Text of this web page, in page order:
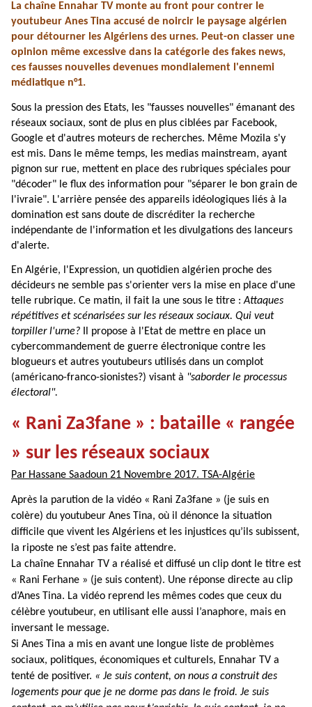
La chaîne Ennahar TV monte au front pour contrer le
youtubeur Anes Tina accusé de noircir le paysage algérien
pour détourner les Algériens des urnes. Peut-on classer une
opinion même excessive dans la catégorie des fakes news,
ces fausses nouvelles devenues mondialement l'ennemi
médiatique n°1.
Sous la pression des Etats, les "fausses nouvelles" émanant des
réseaux sociaux, sont de plus en plus ciblées par Facebook,
Google et d'autres moteurs de recherches. Même Mozila s'y
est mis. Dans le même temps, les medias mainstream, ayant
pignon sur rue, mettent en place des rubriques spéciales pour
"décoder" le flux des information pour "séparer le bon grain de
l'ivraie". L'arrière pensée des appareils idéologiques liés à la
domination est sans doute de discréditer la recherche
indépendante de l'information et les divulgations des lanceurs
d'alerte.
En Algérie, l'Expression, un quotidien algérien proche des
décideurs ne semble pas s'orienter vers la mise en place d'une
telle rubrique. Ce matin, il fait la une sous le titre : Attaques
répétitives et scénarisées sur les réseaux sociaux. Qui veut
torpiller l'urne? Il propose à l'Etat de mettre en place un
cybercommandement de guerre électronique contre les
blogueurs et autres youtubeurs utilisés dans un complot
(américano-franco-sionistes?) visant à "saborder le processus
électoral".
« Rani Za3fane » : bataille « rangée
» sur les réseaux sociaux
Par Hassane Saadoun 21 Novembre 2017. TSA-Algérie
Après la parution de la vidéo « Rani Za3fane » (je suis en
colère) du youtubeur Anes Tina, où il dénonce la situation
difficile que vivent les Algériens et les injustices qu’ils subissent,
la riposte ne s’est pas faite attendre.
La chaîne Ennahar TV a réalisé et diffusé un clip dont le titre est
« Rani Ferhane » (je suis content). Une réponse directe au clip
d’Anes Tina. La vidéo reprend les mêmes codes que ceux du
célèbre youtubeur, en utilisant elle aussi l’anaphore, mais en
inversant le message.
Si Anes Tina a mis en avant une longue liste de problèmes
sociaux, politiques, économiques et culturels, Ennahar TV a
tenté de positiver. « Je suis content, on nous a construit des
logements pour que je ne dorme pas dans le froid. Je suis